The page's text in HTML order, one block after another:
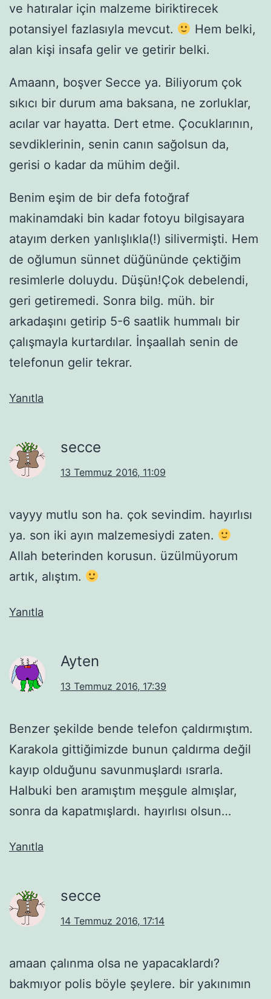
ve hatıralar için malzeme biriktirecek
potansiyel fazlasıyla mevcut.
Hem belki,
alan kişi insafa gelir ve getirir belki.
Amaann, boşver Secce ya. Biliyorum çok
sıkıcı bir durum ama baksana, ne zorluklar,
acılar var hayatta. Dert etme. Çocuklarının,
sevdiklerinin, senin canın sağolsun da,
gerisi o kadar da mühim değil.
Benim eşim de bir defa fotoğraf
makinamdaki bin kadar fotoyu bilgisayara
atayım derken yanlışlıkla(!) silivermişti. Hem
de oğlumun sünnet düğününde çektiğim
resimlerle doluydu. Düşün!Çok debelendi,
geri getiremedi. Sonra bilg. müh. bir
arkadaşını getirip 5-6 saatlik hummalı bir
çalışmayla kurtardılar. İnşaallah senin de
telefonun gelir tekrar.
Yanıtla
secce
13 Temmuz 2016, 11:09
vayyy mutlu son ha. çok sevindim. hayırlısı
ya. son iki ayın malzemesiydi zaten.
Allah beterinden korusun. üzülmüyorum
artık, alıştım.
Yanıtla
Ayten
13 Temmuz 2016, 17:39
Benzer şekilde bende telefon çaldırmıştım.
Karakola gittiğimizde bunun çaldırma değil
kayıp olduğunu savunmuşlardı ısrarla.
Halbuki ben aramıştım meşgule almışlar,
sonra da kapatmışlardı. hayırlısı olsun…
Yanıtla
secce
14 Temmuz 2016, 17:14
amaan çalınma olsa ne yapacaklardı?
bakmıyor polis böyle şeylere. bir yakınımın